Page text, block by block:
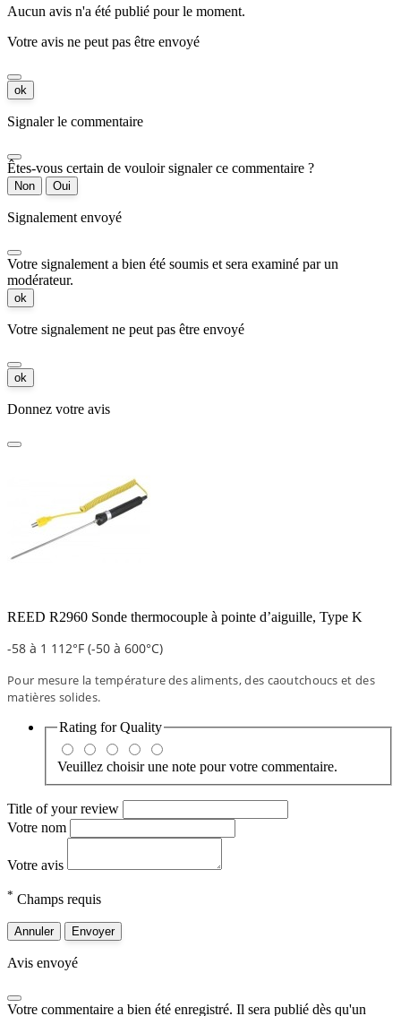
Aucun avis n'a été publié pour le moment.
Votre avis ne peut pas être envoyé
ok
Signaler le commentaire
Êtes-vous certain de vouloir signaler ce commentaire ?
Non Oui
Signalement envoyé
Votre signalement a bien été soumis et sera examiné par un
modérateur.
ok
Votre signalement ne peut pas être envoyé
ok
Donnez votre avis
REED R2960 Sonde thermocouple à pointe d’aiguille, Type K
-58 à 1 112°F (-50 à 600°C)
Pour mesure la température des aliments, des caoutchoucs et des
matières solides.
Rating forQuality
Veuillez choisir une note pour votre commentaire.
Title of your review
Votre nom
Votre avis
* Champs requis
Annuler Envoyer
Avis envoyé
Votre commentaire a bien été enregistré. Il sera publié dès qu'un